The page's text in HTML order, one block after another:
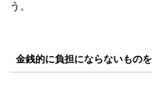
う。
金銭的に負担にならないもの